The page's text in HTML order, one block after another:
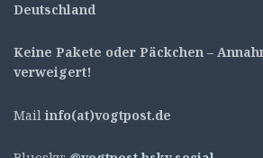
Deutschland
Keine Pakete oder Päckchen –
verweigert!
Mail info(at)vogtpost.de